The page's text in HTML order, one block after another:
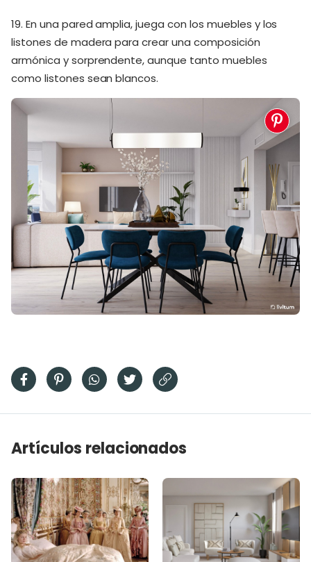
19. En una pared amplia, juega con los muebles y los
listones de madera para crear una composición
armónica y sorprendente, aunque tanto muebles
como listones sean blancos.
Artículos relacionados